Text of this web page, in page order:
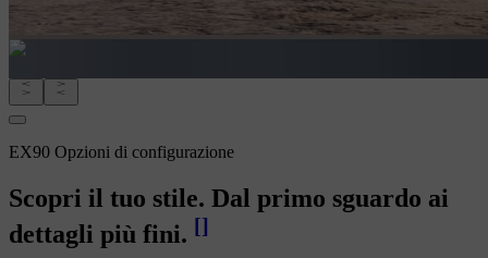
EX90 Opzioni di configurazione
Scopri il tuo stile. Dal primo sguardo ai
dettagli più fini. []